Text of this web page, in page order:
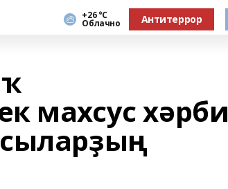
+26 °С
Облачно Антитеррор
махсус хәрби